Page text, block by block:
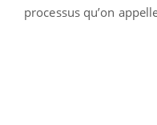
processus qu’on